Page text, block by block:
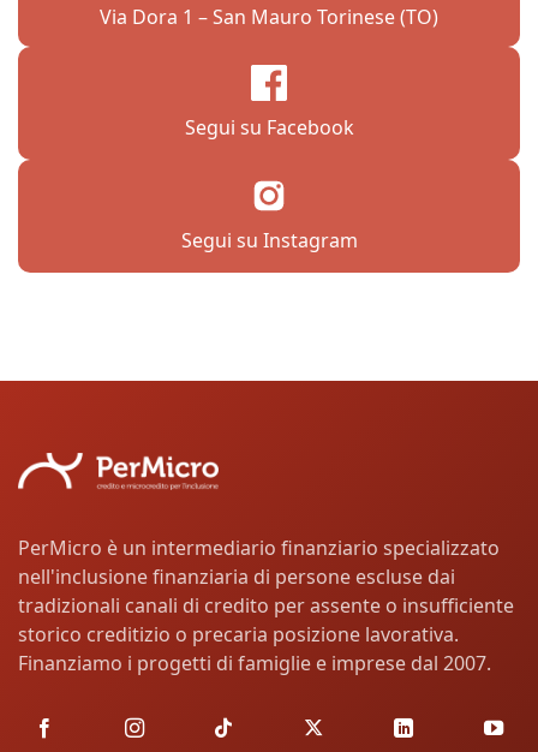
Via Dora 1 – San Mauro Torinese (TO)
Segui su Facebook
Segui su Instagram
PerMicro è un intermediario finanziario specializzato
nell'inclusione finanziaria di persone escluse dai
tradizionali canali di credito per assente o insufficiente
storico creditizio o precaria posizione lavorativa.
Finanziamo i progetti di famiglie e imprese dal 2007.